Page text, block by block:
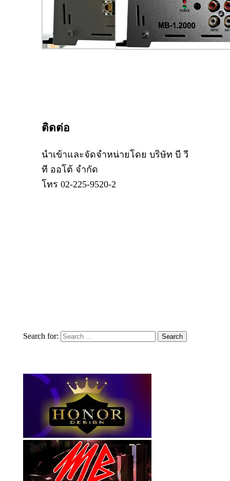
ติดต่อ
นำเข้าและจัดจำหน่ายโดย บริษัท บี วี
ที ออโต้ จำกัด
โทร 02-225-9520-2
Search for: